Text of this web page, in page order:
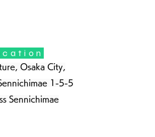
Osaka City,
1-5-5
Sennichimae